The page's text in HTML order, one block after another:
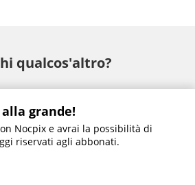
qualcos'altro?
grande!
Nocpix e avrai la possibilità di
riservati agli abbonati.